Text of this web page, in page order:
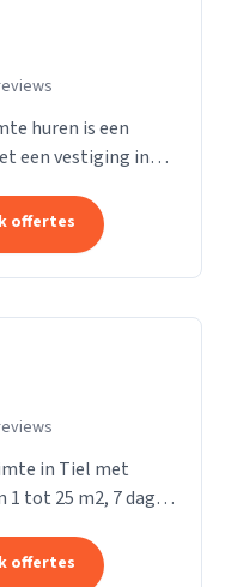
huren is een
een vestiging in
offertes
in Tiel met
tot 25 m2, 7 dagen
offertes